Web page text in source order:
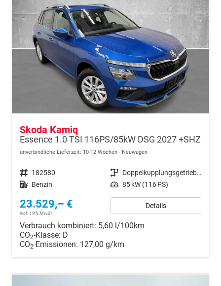
Skoda Kamiq
Essence 1.0 TSI 116PS/85kW DSG 2027 +SHZ
unverbindliche Lieferzeit: 10-12 Wochen Neuwagen
Fahrzeugnr. 182580 Getriebe
Doppelkupplungsgetriebe (DSG)
Kraftstoff Benzin Leistung 85 kW (116 PS)
23.529,– €
incl. 19% MwSt.
Details
Verbrauch kombiniert: 5,60 l/100km
CO2-Klasse: D
CO2-Emissionen: 127,00 g/km